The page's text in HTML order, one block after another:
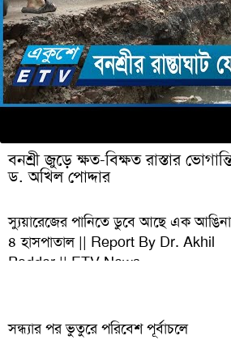
বনশ্রী জুড়ে ক্ষত-বিক্ষত রাস্তার
ড. অখিল পোদ্দার
স্যুয়ারেজের পানিতে ডুবে আছে এক
৪ হাসপাতাল || Report By Dr. Akhil
Podder || ETV News
সন্ধ্যার পর ভুতুরে পরিবেশ পূর্বাচলে